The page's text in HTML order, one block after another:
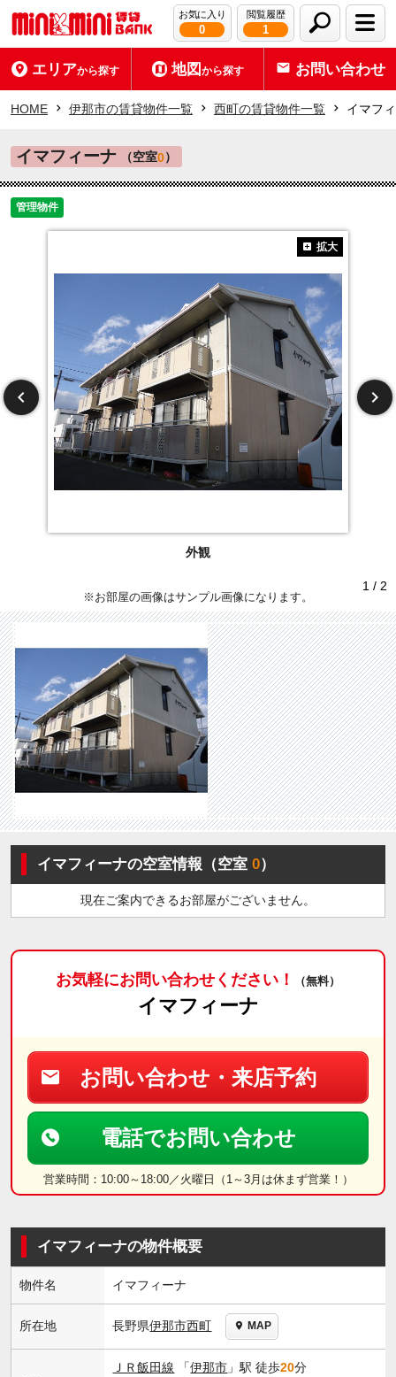
お気に入り
0
閲覧履歴
1
エリアから探す 地図から探す お問い合わせ
HOME 伊那市の賃貸物件一覧 西町の賃貸物件一覧 イマフ
イマフィーナ （空室0）
管理物件
外観
拡大
1 / 2
※お部屋の画像はサンプル画像になります。
イマフィーナの空室情報（空室0）
現在ご案内できるお部屋がございません。
お気軽にお問い合わせください！ （無料）
イマフィーナ
お問い合わせ・来店予約
電話でお問い合わせ
営業時間：10:00～18:00／火曜日（1～3月は休まず営業！）
イマフィーナの物件概要
物件名 イマフィーナ
所在地 長野県伊那市西町 MAP
ＪＲ飯田線 「伊那市 」駅 徒歩20分